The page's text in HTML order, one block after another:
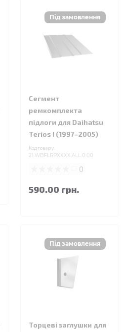
Сегмент
ремкомплекта
підлоги для Daihatsu
Terios I (1997–2005)
Код товару:
21.WBFLRPXXXX.ALL.0.00
0
590.00 грн.
Торцеві заглушки для